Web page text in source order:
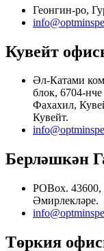
Геонгин-ро,
Кувейт
Әл-Катами
блок, 6704-
Фахахил,
Кувейт.
Берләшкән
POBox.
Әмирлекләре.
Төркия